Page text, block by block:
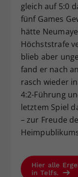
gleich auf 5:0
fünf Games
hätte
Höchststrafe
blieb aber
fand er nach
rasch wieder
4:2-Führung
letztem Spiel
– zur Freude
Hier alle
in Telfs.